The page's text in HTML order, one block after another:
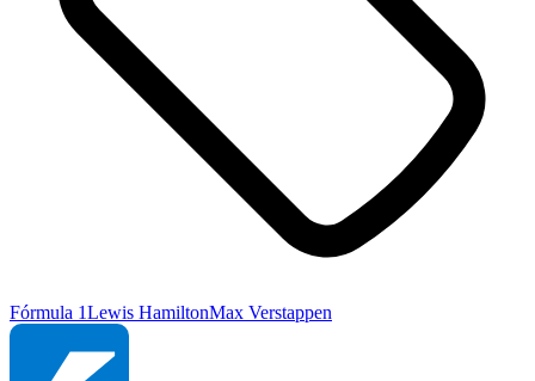
Fórmula 1Lewis HamiltonMax Verstappen